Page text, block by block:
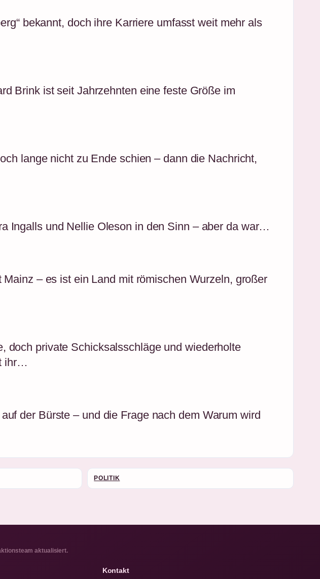
bekannt, doch ihre Karriere umfasst weit mehr als
Brink ist seit Jahrzehnten eine feste Größe im
lange nicht zu Ende schien – dann die Nachricht,
Ingalls und Nellie Oleson in den Sinn – aber da war…
– es ist ein Land mit römischen Wurzeln, großer
doch private Schicksalsschläge und wiederholte
ihr…
der Bürste – und die Frage nach dem Warum wird
POLITIK
aktualisiert.
Kontakt